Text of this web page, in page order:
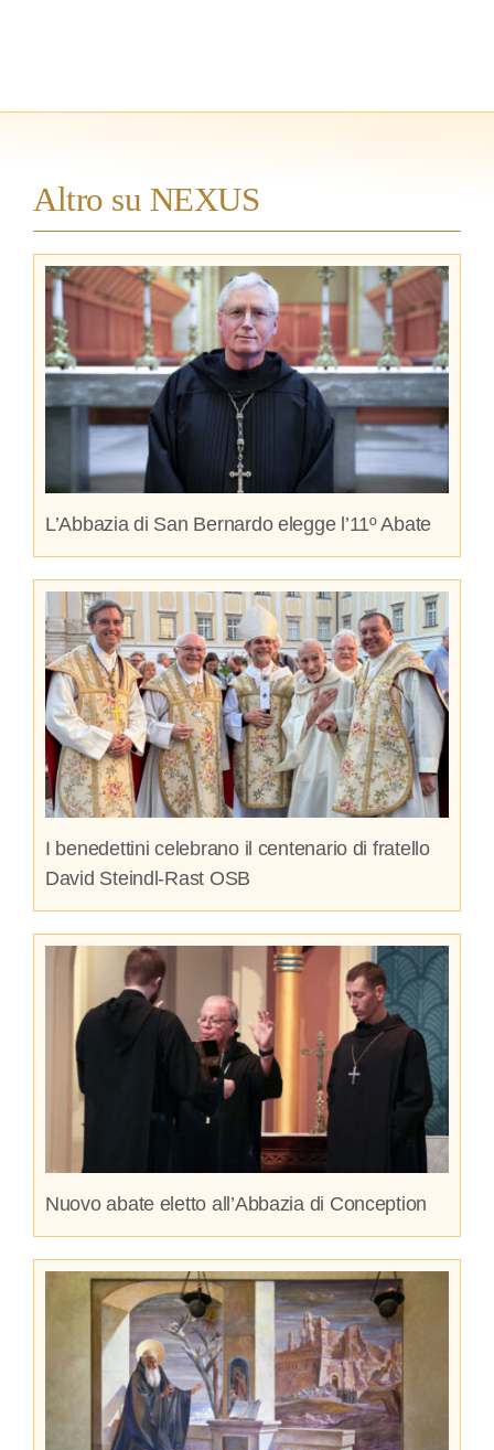
Altro su NEXUS
L’Abbazia di San Bernardo elegge l’11º Abate
I benedettini celebrano il centenario di fratello
David Steindl-Rast OSB
Nuovo abate eletto all’Abbazia di Conception